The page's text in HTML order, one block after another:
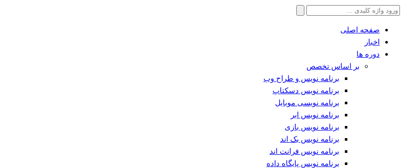
جستجو
صفحه اصلی
اخبار
دوره ها
بر اساس تخصص
برنامه نویس و طراح وب
برنامه نویس دسکتاپ
برنامه نویسی موبایل
برنامه نویس ابر
برنامه نویس بازی
برنامه نویس بک اند
برنامه نویس فرانت اند
برنامه نویس پایگاه داده